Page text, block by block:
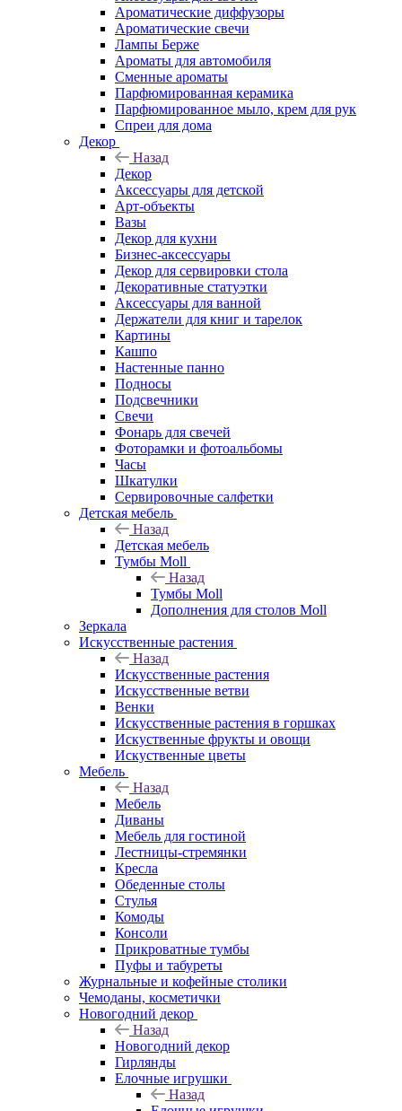
Ароматические диффузоры
Ароматические свечи
Лампы Берже
Ароматы для автомобиля
Сменные ароматы
Парфюмированная керамика
Парфюмированное мыло, крем для рук
Спреи для дома
Декор
Назад
Декор
Аксессуары для детской
Арт-объекты
Вазы
Декор для кухни
Бизнес-аксессуары
Декор для сервировки стола
Декоративные статуэтки
Аксессуары для ванной
Держатели для книг и тарелок
Картины
Кашпо
Настенные панно
Подносы
Подсвечники
Свечи
Фонарь для свечей
Фоторамки и фотоальбомы
Часы
Шкатулки
Сервировочные салфетки
Детская мебель
Назад
Детская мебель
Тумбы Moll
Назад
Тумбы Moll
Дополнения для столов Moll
Зеркала
Искусственные растения
Назад
Искусственные растения
Искусственные ветви
Венки
Искусственные растения в горшках
Искуственные фрукты и овощи
Искуственные цветы
Мебель
Назад
Мебель
Диваны
Мебель для гостиной
Лестницы-стремянки
Кресла
Обеденные столы
Стулья
Комоды
Консоли
Прикроватные тумбы
Пуфы и табуреты
Журнальные и кофейные столики
Чемоданы, косметички
Новогодний декор
Назад
Новогодний декор
Гирлянды
Елочные игрушки
Назад